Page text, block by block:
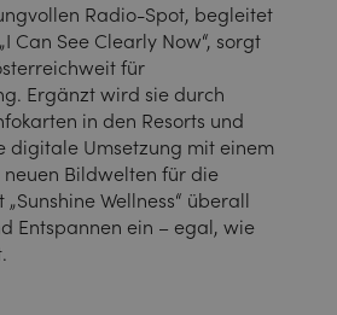
Radio-Spot, begleitet
Can See Clearly Now“, sorgt
für
Ergänzt wird sie durch
in den Resorts und
digitale Umsetzung mit einem
Bildwelten für die
Wellness“ überall
Entspannen ein – egal, wie